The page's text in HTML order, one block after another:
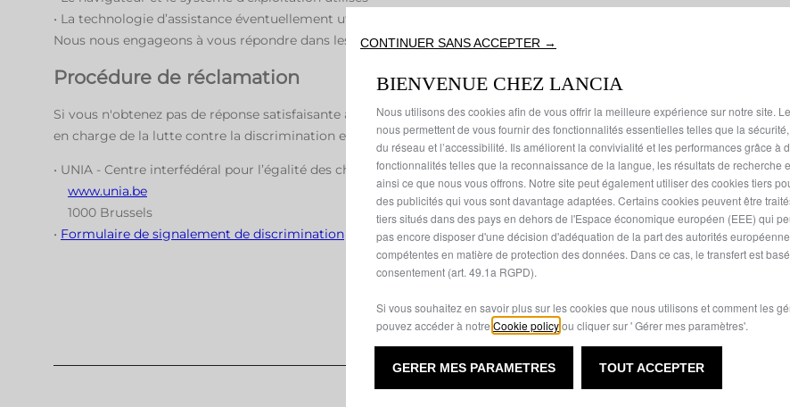
• La technologie d’assistance éventuellement utilisée (ex. lecteur d’écran NVDA, VoiceOver…)
Nous nous engageons à vous répondre dans les meilleurs délais.
Procédure de réclamation
Si vous n'obtenez pas de réponse satisfaisante à votre demande dans un délai raisonnable, vous pouvez introduire
en charge de la lutte contre la discrimination et de la promotion de l'égalité des chances :
• UNIA - Centre interfédéral pour l’égalité des chances
www.unia.be
1000 Brussels
• Formulaire de signalement de discrimination
CONTINUER SANS ACCEPTER →
BIENVENUE CHEZ LANCIA
Nous utilisons des cookies afin de vous offrir la meilleure expérience sur notre site.
nous permettent de vous fournir des fonctionnalités essentielles telles que la
du réseau et l’accessibilité. Ils améliorent la convivialité et les performances grâce à
fonctionnalités telles que la reconnaissance de la langue, les résultats de recherche
ainsi ce que nous vous offrons. Notre site peut également utiliser des cookies tiers
des publicités qui vous sont davantage adaptées. Certains cookies peuvent être
tiers situés dans des pays en dehors de l'Espace économique européen (EEE) qui
pas encore disposer d'une décision d'adéquation de la part des autorités
compétentes en matière de protection des données. Dans ce cas, le transfert est
consentement (art. 49.1a RGPD).
Si vous souhaitez en savoir plus sur les cookies que nous utilisons et comment les
pouvez accéder à notre Cookie policyou cliquer sur ' Gérer mes paramètres'.
GERER MES PARAMETRES TOUT ACCEPTER